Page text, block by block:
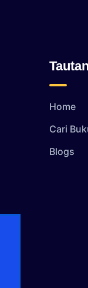
Home
Cari
Blogs